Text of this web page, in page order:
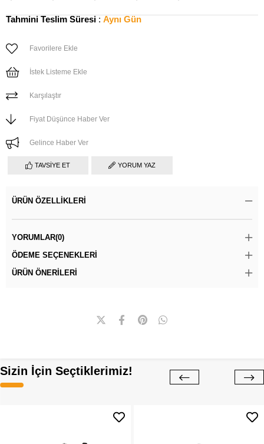
Tahmini Teslim Süresi : Aynı Gün
Favorilere Ekle
İstek Listeme Ekle
Karşılaştır
Fiyat Düşünce Haber Ver
Gelince Haber Ver
TAVSIYE ET YORUM YAZ
ÜRÜN ÖZELLIKLERI
YORUMLAR(0)
ÖDEME SEÇENEKLERI
ÜRÜN ÖNERILERI
Sizin İçin Seçtiklerimiz!